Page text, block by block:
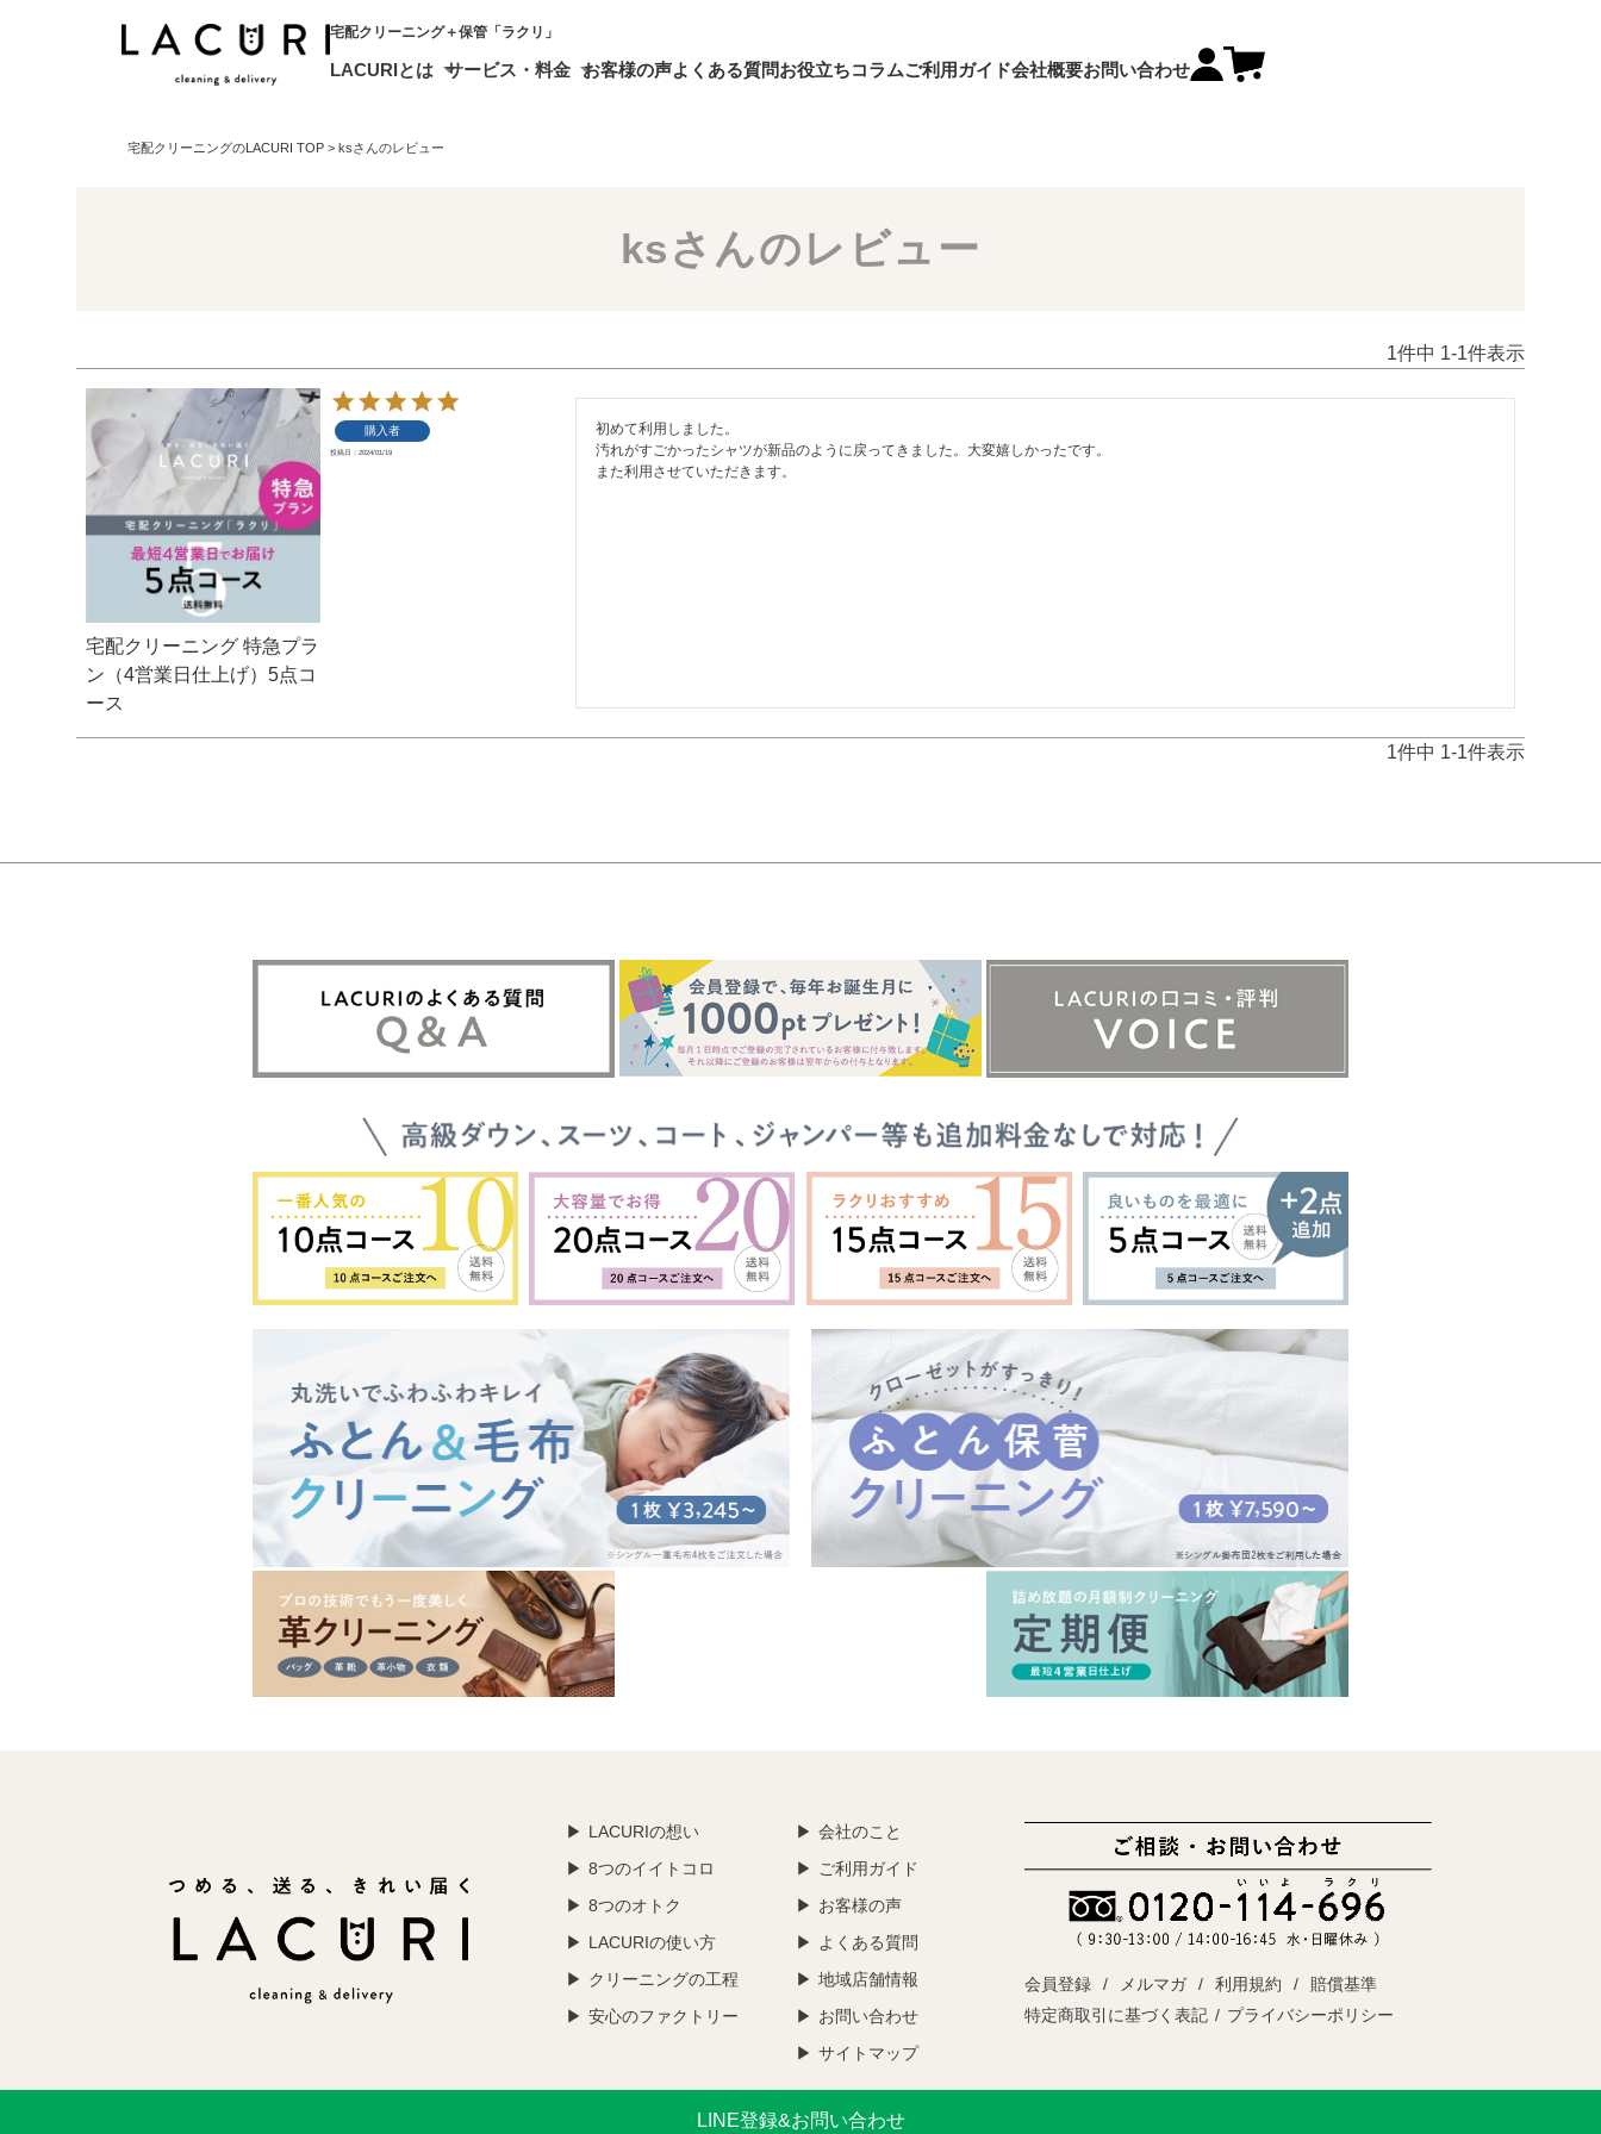
宅配クリーニング＋保管「ラクリ」
LACURIとは サービス・料金 お客様の声よくある質問お役立ちコラムご利用ガイド会社概要お問い合わせ
宅配クリーニングのLACURI TOP ksさんのレビュー
ksさんのレビュー
1件中 1-1件表示
宅配クリーニング 特急プラ
ン（4営業日仕上げ）5点コ
ース
購入者
投稿日 2024/01/19
初めて利用しました。
汚れがすごかったシャツが新品のように戻ってきました。大変嬉しかったです。
また利用させていただきます。
1件中 1-1件表示
LACURIの想い
8つのイイトコロ
8つのオトク
LACURIの使い方
クリーニングの工程
安心のファクトリー
会社のこと
ご利用ガイド
お客様の声
よくある質問
地域店舗情報
お問い合わせ
サイトマップ
会員登録 メルマガ 利用規約
賠償基準
特定商取引に基づく表記
プライバシーポリシー
Copyright © LACURI. All Rights Reserved.
LINE登録&お問い合わせ